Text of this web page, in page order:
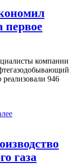
первое
компании
946
газа